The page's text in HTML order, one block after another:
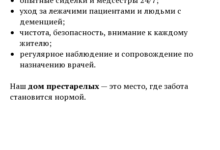
уход за лежачими пациентами и людьми с
деменцией;
чистота, безопасность, внимание к каждому
жителю;
регулярное наблюдение и сопровождение по
назначению врачей.
Нашдом престарелых— это место, где забота
становится нормой.